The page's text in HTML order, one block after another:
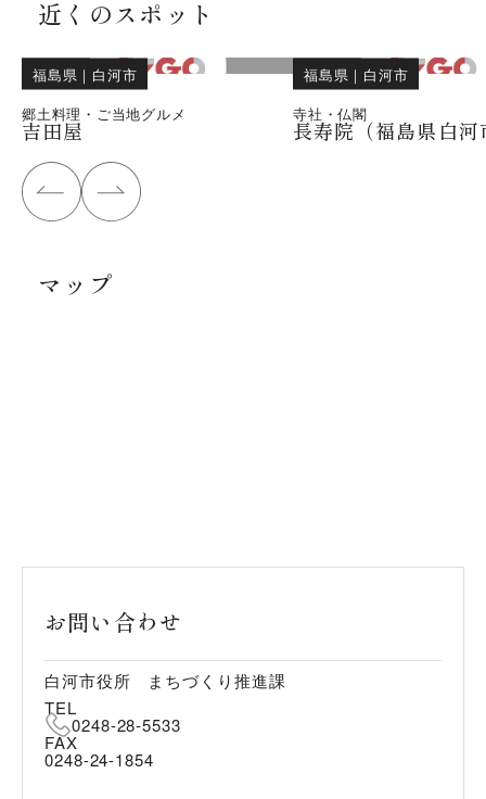
近くのスポット
福島県 ｜ 白河市
郷土料理・ご当地グルメ
吉田屋
福島県 ｜ 白河市
寺社・仏閣
長寿院（福島県白河
マップ
お問い合わせ
白河市役所 まちづくり推進課
TEL
0248-28-5533
FAX
0248-24-1854